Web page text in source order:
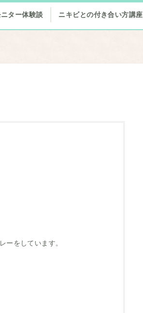
ター体験談 ニキビとの付き合い方講座
ーをしています。